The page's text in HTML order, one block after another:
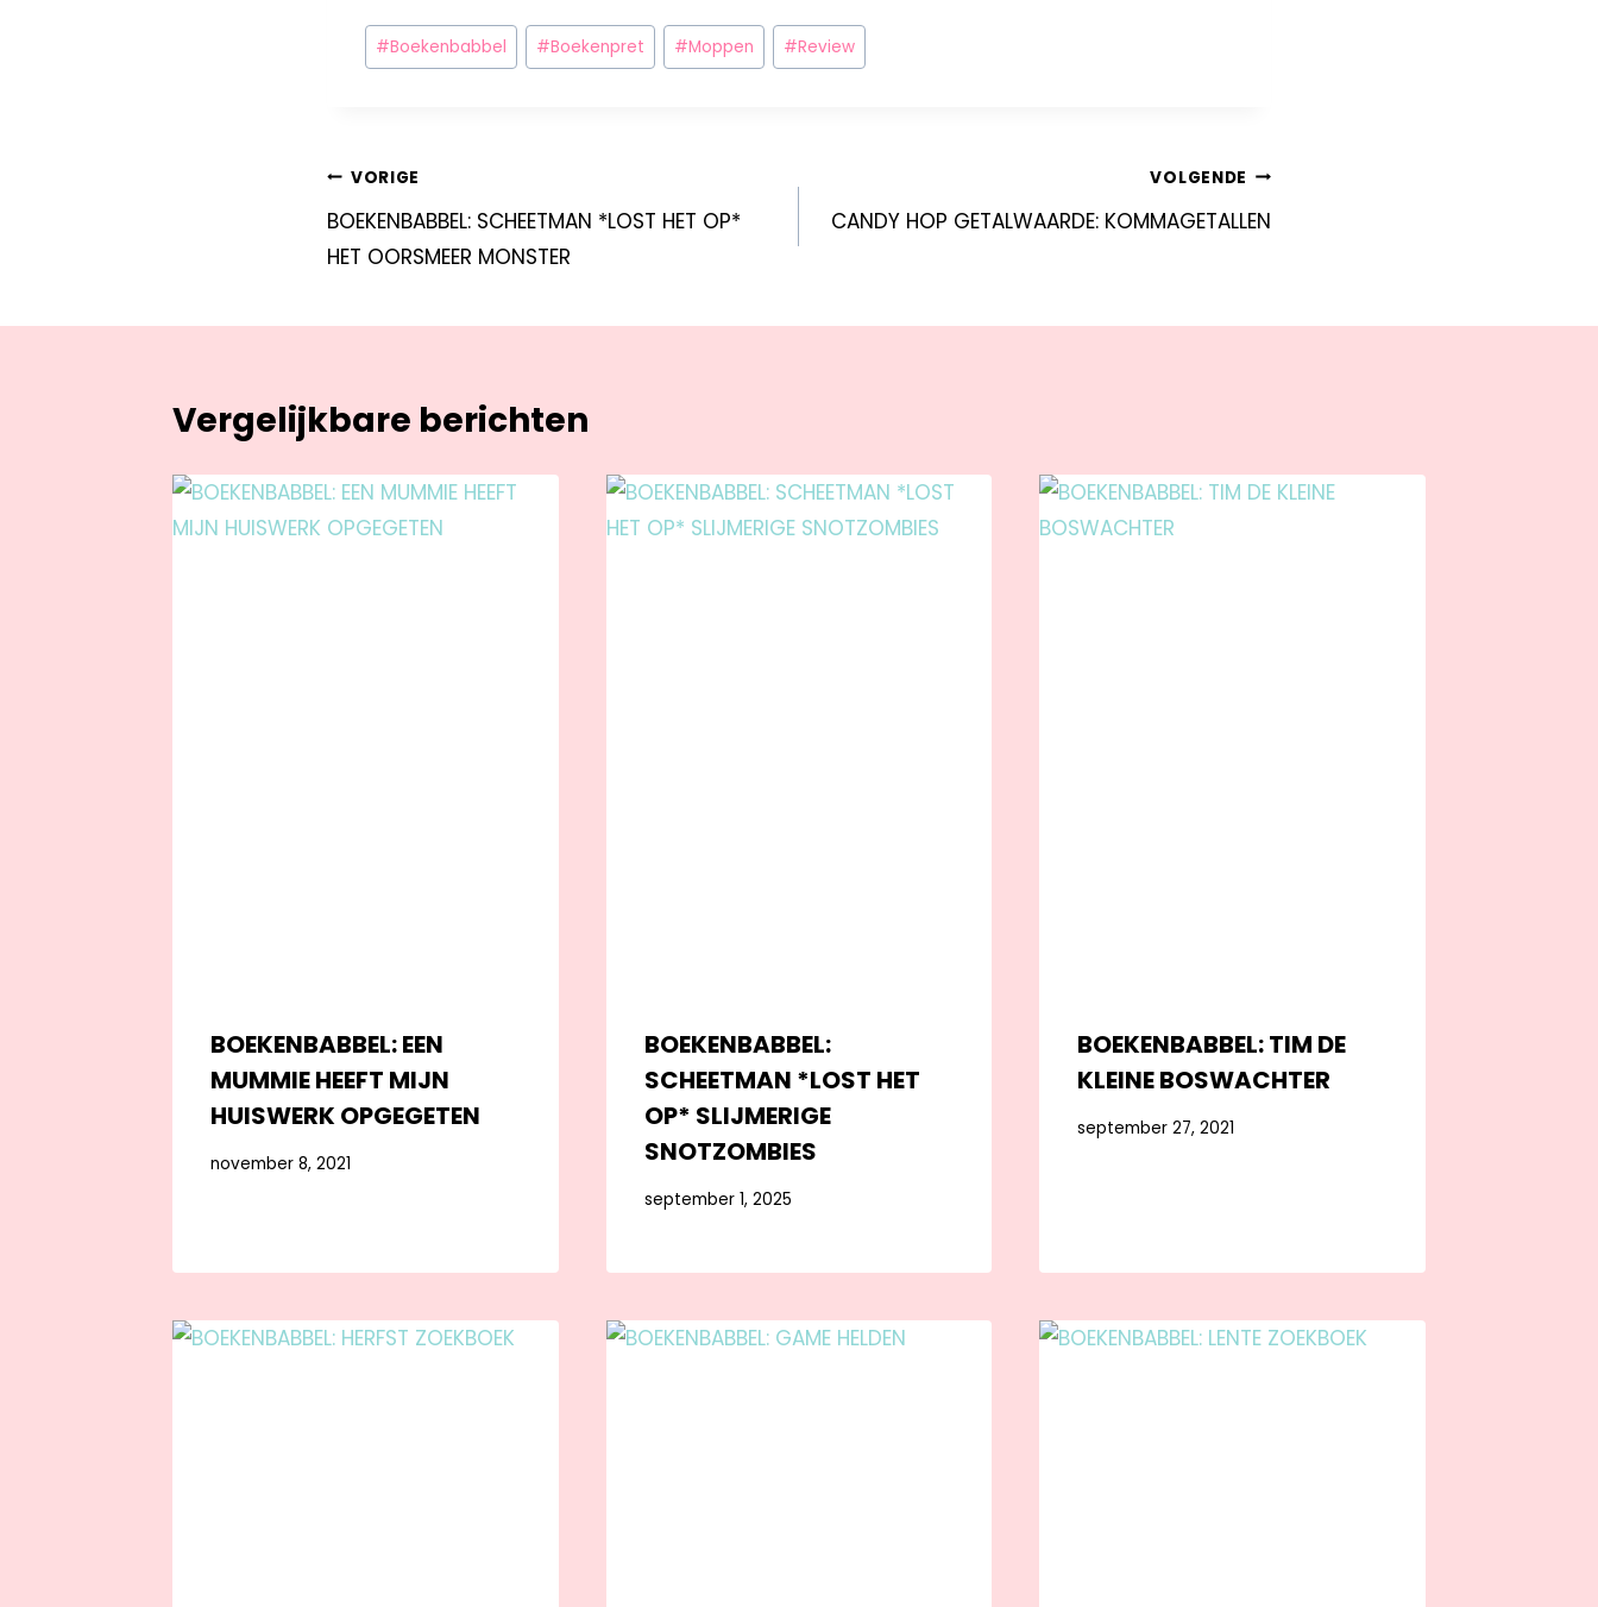
#Boekenbabbel #Boekenpret #Moppen #Review
VORIGE
BOEKENBABBEL: SCHEETMAN *LOST HET OP*
HET OORSMEER MONSTER
VOLGENDE
CANDY HOP GETALWAARDE: KOMMAGETALLEN
Vergelijkbare berichten
BOEKENBABBEL: EEN
MUMMIE HEEFT MIJN
HUISWERK OPGEGETEN
november 8, 2021
BOEKENBABBEL:
SCHEETMAN *LOST HET
OP* SLIJMERIGE
SNOTZOMBIES
september 1, 2025
BOEKENBABBEL: TIM DE
KLEINE BOSWACHTER
september 27, 2021